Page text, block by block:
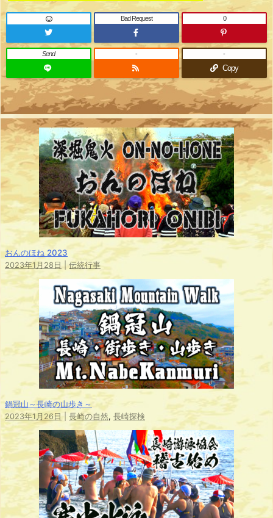
Bad Request 0
Send -
Copy
-
おんのほね 2023
2023年1月28日 伝統行事
鍋冠山～長崎の山歩き～
2023年1月26日 長崎の自然, 長崎探検